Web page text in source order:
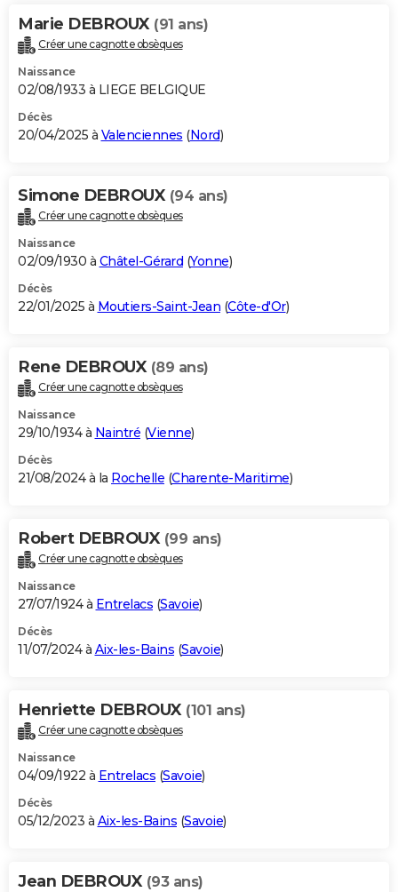
Marie DEBROUX (91 ans)
Créer une cagnotte obsèques
Naissance
02/08/1933 à LIEGE BELGIQUE
Décès
20/04/2025 à Valenciennes (Nord)
Simone DEBROUX (94 ans)
Créer une cagnotte obsèques
Naissance
02/09/1930 à Châtel-Gérard (Yonne)
Décès
22/01/2025 à Moutiers-Saint-Jean (Côte-d'Or)
Rene DEBROUX (89 ans)
Créer une cagnotte obsèques
Naissance
29/10/1934 à Naintré (Vienne)
Décès
21/08/2024 à la Rochelle (Charente-Maritime)
Robert DEBROUX (99 ans)
Créer une cagnotte obsèques
Naissance
27/07/1924 à Entrelacs (Savoie)
Décès
11/07/2024 à Aix-les-Bains (Savoie)
Henriette DEBROUX (101 ans)
Créer une cagnotte obsèques
Naissance
04/09/1922 à Entrelacs (Savoie)
Décès
05/12/2023 à Aix-les-Bains (Savoie)
Jean DEBROUX (93 ans)